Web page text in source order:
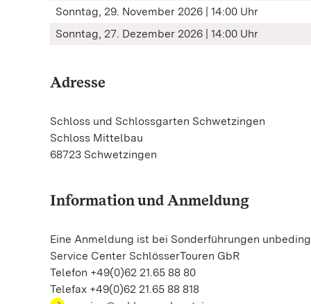
Sonntag, 29. November 2026 | 14:00 Uhr
Sonntag, 27. Dezember 2026 | 14:00 Uhr
Adresse
Schloss und Schlossgarten Schwetzingen
Schloss Mittelbau
68723 Schwetzingen
Information und Anmeldung
Eine Anmeldung ist bei Sonderführungen
Service Center SchlösserTouren GbR
Telefon +49(0)62 21.65 88 80
Telefax +49(0)62 21.65 88 818